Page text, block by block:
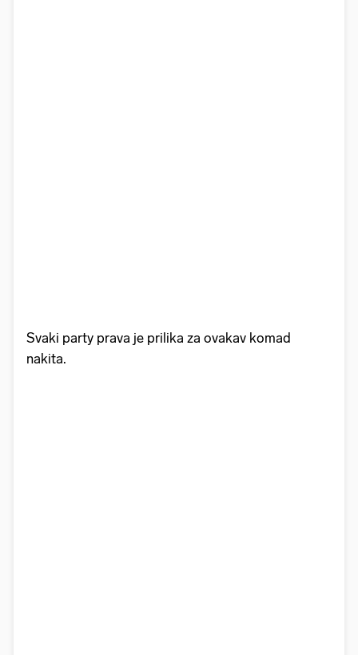
Svaki party prava je prilika za ovakav komad
nakita.